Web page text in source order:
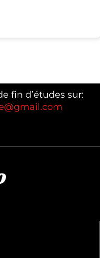
fin d’études sur: